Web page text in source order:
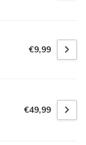
€9,99
€49,99